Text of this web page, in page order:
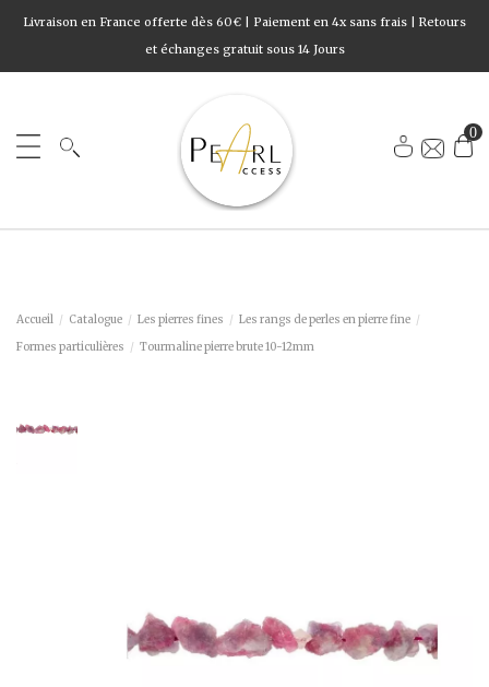
Livraison en France offerte dès 60€ | Paiement en 4x sans frais | Retours
et échanges gratuit sous 14 Jours
0
Accueil Catalogue Les pierres fines
Les rangs de perles en pierre fine
Formes particulières
Tourmaline pierre brute 10-12mm